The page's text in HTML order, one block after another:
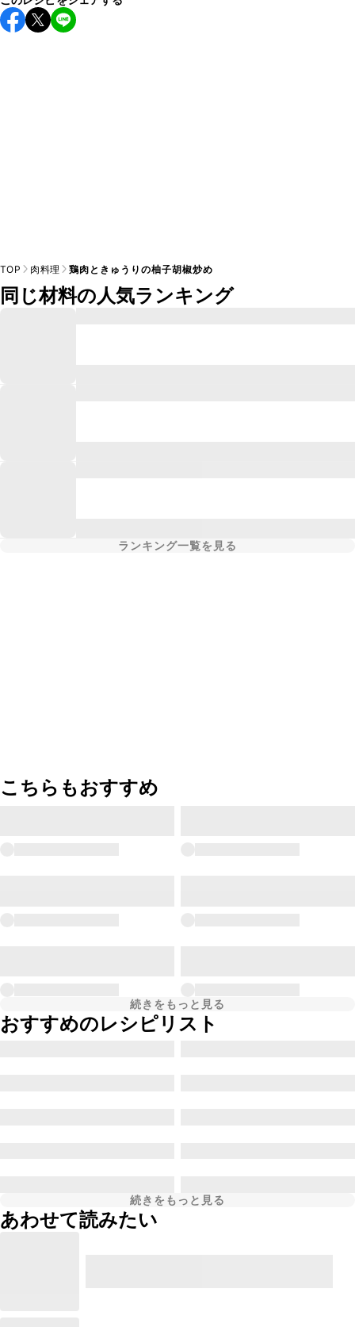
保存期間は冷蔵で翌日中が目安です。なるべくお早めにお召
し上がりください。
TOP 肉料理 鶏肉ときゅうりの柚子胡椒炒め
同じ材料の人気ランキング
ランキング一覧を見る
こちらもおすすめ
続きをもっと見る
おすすめのレシピリスト
続きをもっと見る
あわせて読みたい